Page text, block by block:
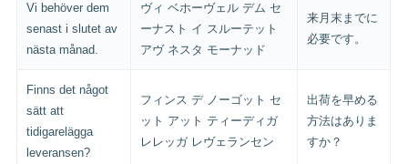
Vi behöver dem
senast i slutet av
nästa månad.
ヴィ ベホーヴェル デム セ
ーナスト イ スルーテット
アヴ ネスタ モーナッド
来月末までに
必要です。
Finns det något
sätt att
tidigarelägga
leveransen?
フィンス デ ノーゴット セ
ット アット ティーディガ
レレッガ レヴェランセン
出荷を早める
方法はありま
すか？